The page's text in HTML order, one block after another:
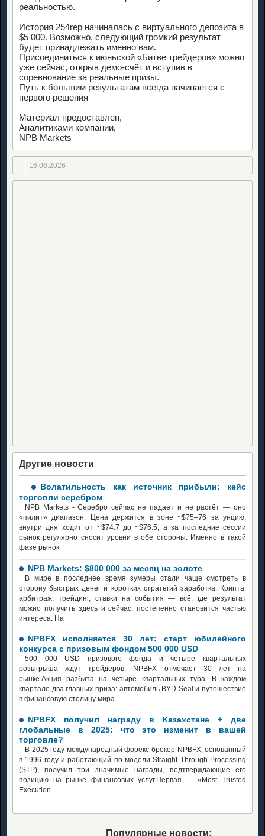
реальностью.
История 254rep начиналась с виртуального депозита в
$5 000. Возможно, следующий громкий результат
будет принадлежать именно вам.
Присоединиться к июньской «Битве трейдеров» можно
уже сейчас, открыв демо-счёт и вступив в
соревнование за реальные призы.
Путь к большим результатам всегда начинается с
первого решения
Материал предоставлен,
Аналитиками компании,
NPB Markets
16.06.2026
Другие новости
Волатильность как источник прибыли: кейс
торговли серебром
NPB Markets - Серебро сейчас не падает и не растёт — оно
«пилит» диапазон. Цена держится в зоне ~$75–76 за унцию,
внутри дня ходит от ~$74.7 до ~$76.5, а за последние сессии
рынок регулярно сносит уровни в обе стороны. Именно в такой
фазе рынок
NPB Markets: $800 000 за месяц на золоте
В мире в последнее время зумеры стали чаще смотреть в
сторону быстрых денег и коротких стратегий заработка. Крипта,
арбитраж, трейдинг, ставки на события — всё, где результат
можно получить здесь и сейчас, постепенно становится частью
интереса. На
NPBFX исполняется 30 лет: старт юбилейного
конкурса с призовым фондом 500 000 USD
500 000 USD призового фонда и четыре квартальных
розыгрыша ждут трейдеров. NPBFX отмечает 30 лет на
рынке.Акция разбита на четыре квартальных тура. В каждом
квартале два главных приза: автомобиль BYD Seal и путешествие
в финансовую столицу мира.
NPBFX получил награду в Казахстане + две
глобальные в 2025: что это изменит в вашей
торговле?
В 2025 году международный форекс-брокер NPBFX, основанный
в 1996 году и работающий по модели Straight Through Processing
(STP), получил три значимые награды, подтверждающие его
позицию на рынке финансовых услуг.Первая — «Most Trusted
Execution
Популярные новости: